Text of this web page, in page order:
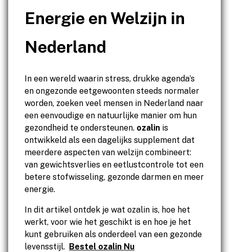
Energie en Welzijn in
Nederland
In een wereld waarin stress, drukke agenda’s
en ongezonde eetgewoonten steeds normaler
worden, zoeken veel mensen in Nederland naar
een eenvoudige en natuurlijke manier om hun
gezondheid te ondersteunen. ozalin is
ontwikkeld als een dagelijks supplement dat
meerdere aspecten van welzijn combineert:
van gewichtsverlies en eetlustcontrole tot een
betere stofwisseling, gezonde darmen en meer
energie.
In dit artikel ontdek je wat ozalin is, hoe het
werkt, voor wie het geschikt is en hoe je het
kunt gebruiken als onderdeel van een gezonde
levensstijl. Bestel ozalin Nu